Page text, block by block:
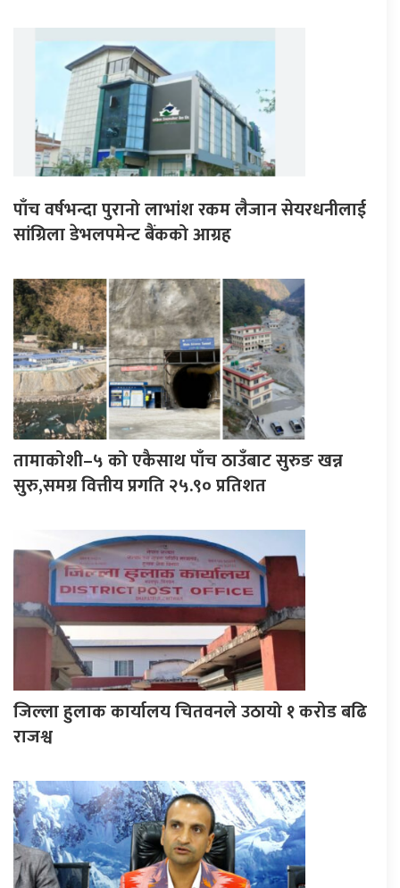
पाँच वर्षभन्दा पुरानो लाभांश रकम लैजान सेयरधनीलाई
सांग्रिला डेभलपमेन्ट बैंकको आग्रह
तामाकोशी–५ को एकैसाथ पाँच ठाउँबाट सुरुङ खन्न
सुरु,समग्र वित्तीय प्रगति २५.९० प्रतिशत
जिल्ला हुलाक कार्यालय चितवनले उठायो १ करोड बढि
राजश्व